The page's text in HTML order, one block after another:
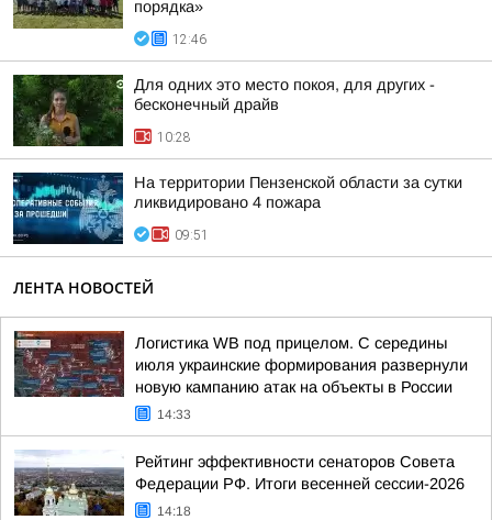
порядка»
12:46
Для одних это место покоя, для других -
бесконечный драйв
10:28
На территории Пензенской области за сутки
ликвидировано 4 пожара
09:51
ЛЕНТА НОВОСТЕЙ
Логистика WB под прицелом. С середины
июля украинские формирования развернули
новую кампанию атак на объекты в России
14:33
Рейтинг эффективности сенаторов Совета
Федерации РФ. Итоги весенней сессии-2026
14:18